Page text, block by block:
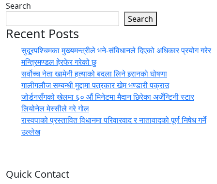
Search
Search
Recent Posts
सुदूरपश्चिमका मुख्यमन्त्रीले भने-संविधानले दिएको अधिकार प्रयोग गरेर
मन्त्रिमण्डल हेरफेर गरेको छु
सर्वोच्च नेता खामेनी हत्याको बदला लिने इरानको घोषणा
गालीगलौज सम्बन्धी मुद्दामा पत्रकार खेम भण्डारी पक्राउ
जोर्डनसँगको खेलमा ६० औं मिनेटमा मैदान छिरेका अर्जेन्टिनी स्टार
लियोनेल मेस्सीले गरे गोल
रास्वपाको प्रस्तावित विधानमा परिवारवाद र नातावादको पूर्ण निषेध गर्ने
उल्लेख
Quick Contact